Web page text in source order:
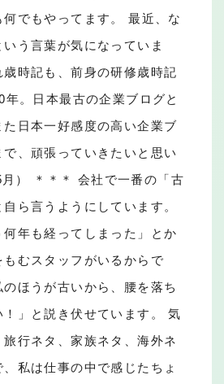
でもやってます。 最近、な
う言葉が気になっていま
時記も、前身の研修歳時記
。日本最古の企業ブログと
日本一好感度の高い企業ブ
、頑張っていきたいと思い
） ＊＊＊ 会社で一番の「古
ら言うようにしています。
年も経ってしまった」とか
むスタッフがいるからで
ほうが古いから、腰を落ち
」と説き伏せています。 気
行ネタ、家族ネタ、海外ネ
私は仕事の中で感じたちょ